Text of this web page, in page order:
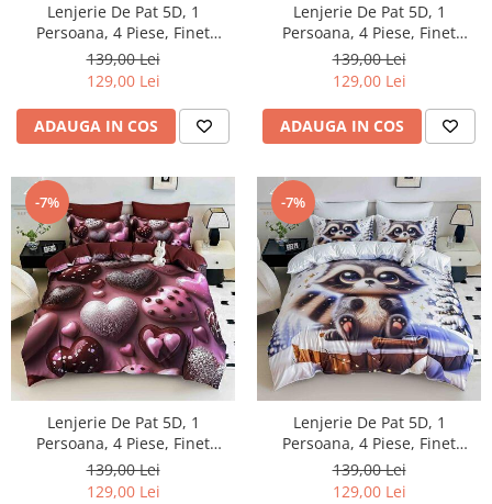
Lenjerie De Pat 5D, 1
Persoana, 4 Piese, Finet
Premium
139,00 Lei
129,00 Lei
ADAUGA IN COS
Lenjerie De Pat 5D, 1
Persoana, 4 Piese, Finet
Premium
139,00 Lei
129,00 Lei
ADAUGA IN COS
-7%
Lenjerie De Pat 5D, 1
Persoana, 4 Piese, Finet
Premium
139,00 Lei
129,00 Lei
-7%
Lenjerie De Pat 5D, 1
Persoana, 4 Piese, Finet
Premium
139,00 Lei
129,00 Lei